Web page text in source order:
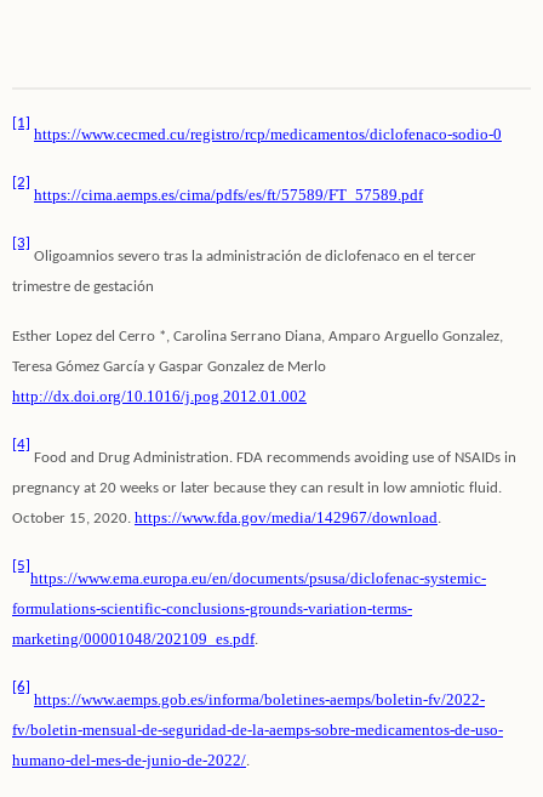
[1]
https://www.cecmed.cu/registro/rcp/medicamentos/diclofenaco-sodio-0
[2]
https://cima.aemps.es/cima/pdfs/es/ft/57589/FT_57589.pdf
[3]
Oligoamnios severo tras la administración de diclofenaco en el tercer
trimestre de gestación
Esther Lopez del Cerro *, Carolina Serrano Diana, Amparo Arguello Gonzalez,
Teresa Gómez García y Gaspar Gonzalez de Merlo
http://dx.doi.org/10.1016/j.pog.2012.01.002
[4]
Food and Drug Administration. FDA recommends avoiding use of NSAIDs in
pregnancy at 20 weeks or later because they can result in low amniotic fluid.
October 15, 2020. https://www.fda.gov/media/142967/download.
[5]
https://www.ema.europa.eu/en/documents/psusa/diclofenac-systemic-
formulations-scientific-conclusions-grounds-variation-terms-
marketing/00001048/202109_es.pdf.
[6]
https://www.aemps.gob.es/informa/boletines-aemps/boletin-fv/2022-
fv/boletin-mensual-de-seguridad-de-la-aemps-sobre-medicamentos-de-uso-
humano-del-mes-de-junio-de-2022/.